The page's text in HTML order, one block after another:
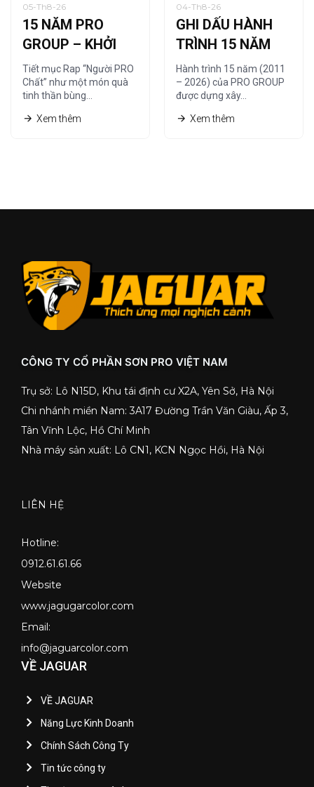
05-Th8-26
15 NĂM PRO
GROUP – KHỞI
NGUỒN TỪ
“NGƯỜI PRO
CHẤT”
Tiết mục Rap “Người PRO
Chất” như một món quà
tinh thần bùng…
Xem thêm
04-Th8-26
GHI DẤU HÀNH
TRÌNH 15 NĂM
CÙNG HỆ THỐNG
NHÀ PHÂN PHỐI
Hành trình 15 năm (2011
– 2026) của PRO GROUP
được dựng xây…
Xem thêm
CÔNG TY CỔ PHẦN SƠN PRO VIỆT NAM
Trụ sở: Lô N15D, Khu tái định cư X2A, Yên Sở, Hà Nội
Chi nhánh miền Nam: 3A17 Đường Trần Văn Giàu, Ấp 3,
Tân Vĩnh Lộc, Hồ Chí Minh
Nhà máy sản xuất: Lô CN1, KCN Ngọc Hồi, Hà Nội
LIÊN HỆ
Hotline:
0912.61.61.66
Website
www.jagugarcolor.com
Email:
info@jaguarcolor.com
VỀ JAGUAR
VỀ JAGUAR
Năng Lực Kinh Doanh
Chính Sách Công Ty
Tin tức công ty